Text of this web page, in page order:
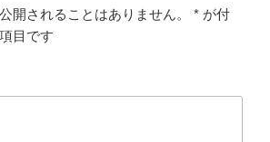
開されることはありません。 * が付
目です